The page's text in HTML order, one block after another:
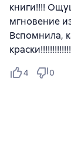
книги!!!!
мгновение
Вспомнила,
4 0